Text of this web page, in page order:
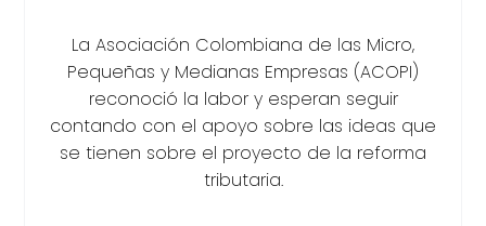
La Asociación Colombiana de las Micro,
Pequeñas y Medianas Empresas (ACOPI)
reconoció la labor y esperan seguir
contando con el apoyo sobre las ideas que
se tienen sobre el proyecto de la reforma
tributaria.